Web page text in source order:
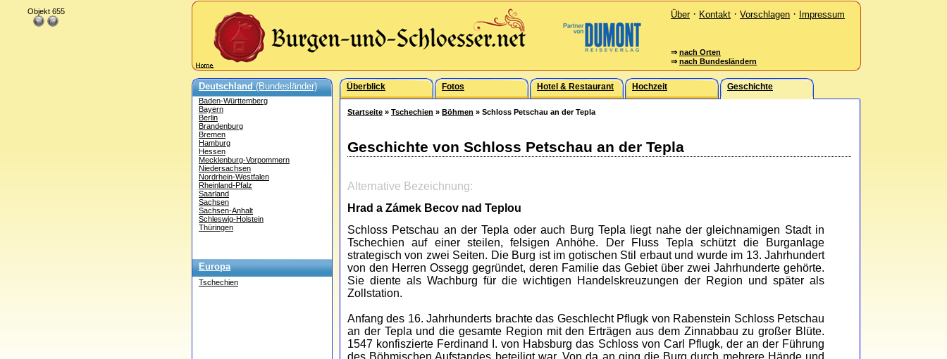
Über· Kontakt · Vorschlagen · Impressum
⇒ nach Orten
⇒ nach Bundesländern
Deutschland(Bundesländer)
Baden-Württemberg
Bayern
Berlin
Brandenburg
Bremen
Hamburg
Hessen
Mecklenburg-Vorpommern
Niedersachsen
Nordrhein-Westfalen
Rheinland-Pfalz
Saarland
Sachsen
Sachsen-Anhalt
Schleswig-Holstein
Thüringen
Europa
Tschechien
Überblick Fotos Hotel & Restaurant Hochzeit Geschichte
Startseite » Tschechien » Böhmen » Schloss Petschau an der Tepla
Geschichte von Schloss Petschau an der Tepla
Alternative Bezeichnung:
Hrad a Zámek Becov nad Teplou
Schloss Petschau an der Tepla oder auch Burg Tepla liegt nahe der gleichnamigen Stadt in
Tschechien auf einer steilen, felsigen Anhöhe. Der Fluss Tepla schützt die Burganlage
strategisch von zwei Seiten. Die Burg ist im gotischen Stil erbaut und wurde im 13. Jahrhundert
von den Herren Ossegg gegründet, deren Familie das Gebiet über zwei Jahrhunderte gehörte.
Sie diente als Wachburg für die wichtigen Handelskreuzungen der Region und später als
Zollstation.
Anfang des 16. Jahrhunderts brachte das Geschlecht Pflugk von Rabenstein Schloss Petschau
an der Tepla und die gesamte Region mit den Erträgen aus dem Zinnabbau zu großer Blüte.
1547 konfiszierte Ferdinand I. von Habsburg das Schloss von Carl Pflugk, der an der Führung
des Böhmischen Aufstandes beteiligt war. Von da an ging die Burg durch mehrere Hände und
Objekt 655